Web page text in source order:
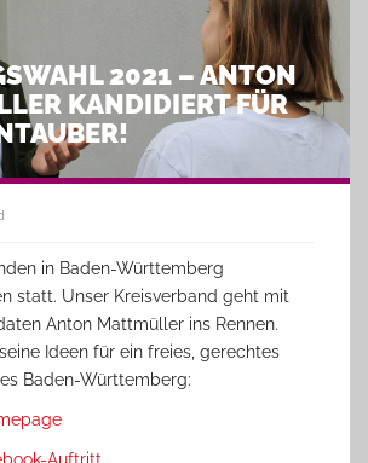
2021 – ANTON
KANDIDIERT FÜR
in Baden-Württemberg
statt. Unser Kreisverband geht mit
Anton Mattmüller ins Rennen.
Ideen für ein freies, gerechtes
Baden-Württemberg: